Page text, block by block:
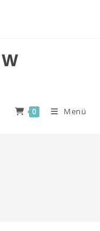
0 Menü